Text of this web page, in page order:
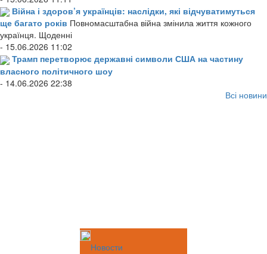
Війна і здоров’я українців: наслідки, які відчуватимуться
ще багато років Повномасштабна війна змінила життя кожного
українця. Щоденні
- 15.06.2026 11:02
Трамп перетворює державні символи США на частину
власного політичного шоу
- 14.06.2026 22:38
Всі новини
Новости